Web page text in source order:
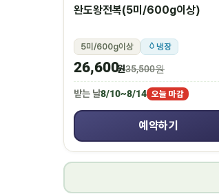
완도왕전복(5미/600g이상)
5미/600g이상 냉장
26,600원35,500원
받는 날8/10~8/14 오늘 마감
예약하기